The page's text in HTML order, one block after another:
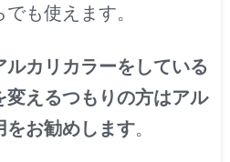
も使えます。
ルカリカラーをしている
変えるつもりの方はアル
をお勧めします。